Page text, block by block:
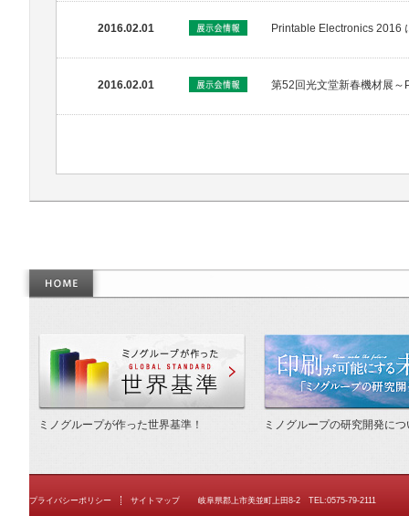
2016.02.01 Printable Electronics 2016
2016.02.01 第52回光文堂新春機材展
作った世界基準
ミノグループが作った世界基準！ ミノグループの研究開発につ
プライバシーポリシー サイトマップ 岐阜県郡上市美並町上田8-2 TEL:0575-79-2111